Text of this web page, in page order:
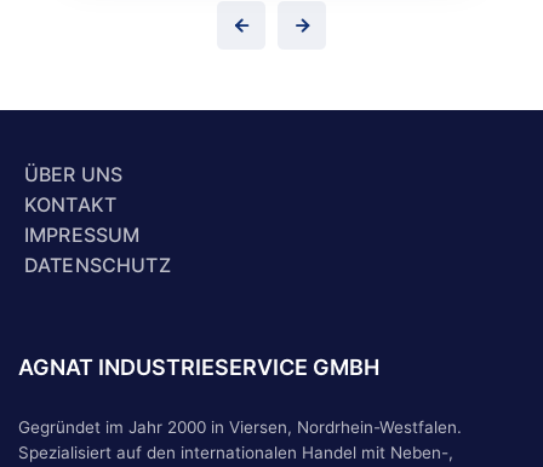
ÜBER UNS
KONTAKT
IMPRESSUM
DATENSCHUTZ
AGNAT INDUSTRIESERVICE GMBH
Gegründet im Jahr 2000 in Viersen, Nordrhein-Westfalen.
Spezialisiert auf den internationalen Handel mit Neben-,